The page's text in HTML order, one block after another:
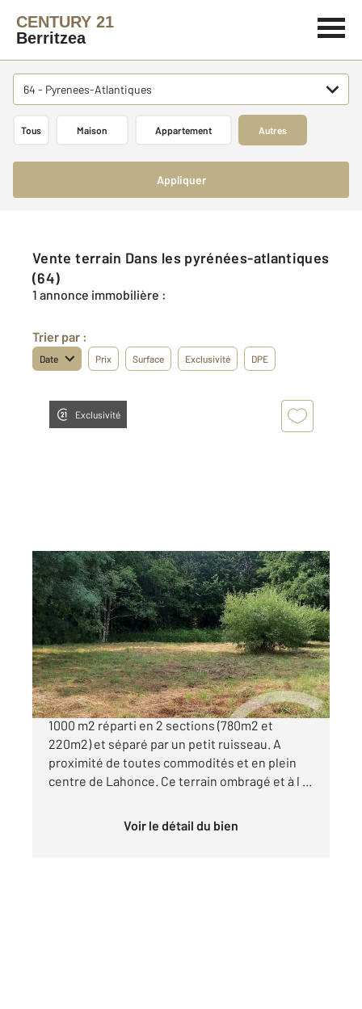
CENTURY 21
Berritzea
64 - Pyrenees-Atlantiques
Tous Maison Appartement Autres
Appliquer
Vente terrain Dans les pyrénées-atlantiques
(64)
1 annonce immobilière :
Trier par :
Date Prix Surface Exclusivité DPE
Exclusivité
LAHONCE 64
1000 m2
Ref : 90086
Terrain à vendre
169 000 €
Venez vite découvrir ce superbe terrain plat de
1000 m2 réparti en 2 sections (780m2 et
220m2) et séparé par un petit ruisseau. A
proximité de toutes commodités et en plein
centre de Lahonce. Ce terrain ombragé et à l ...
Voir le détail du bien